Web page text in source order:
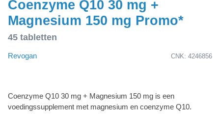
Coenzyme Q10 30 mg +
Magnesium 150 mg Promo*
45 tabletten
Revogan CNK: 4246856
Coenzyme Q10 30 mg + Magnesium 150 mg is een
voedingssupplement met magnesium en coenzyme Q10.